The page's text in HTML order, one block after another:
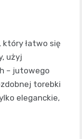
łatwo się
użyj
– jutowego
torebki
eleganckie,